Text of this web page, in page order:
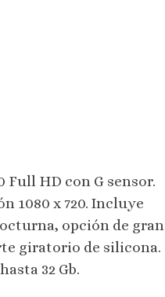
Full HD con G sensor.
1080 x 720. Incluye
opción de gran
giratorio de silicona.
32 Gb.